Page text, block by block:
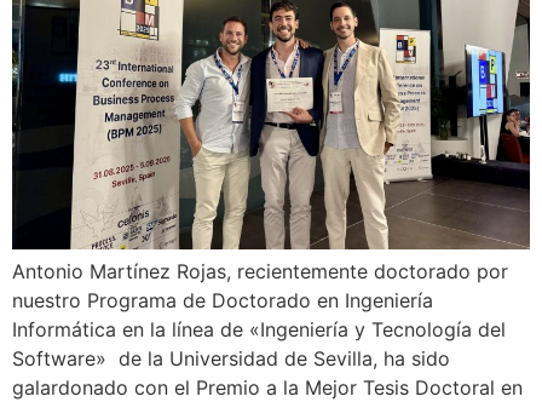
Antonio Martínez Rojas, recientemente doctorado por
nuestro Programa de Doctorado en Ingeniería
Informática en la línea de «Ingeniería y Tecnología del
Software» de la Universidad de Sevilla, ha sido
galardonado con el Premio a la Mejor Tesis Doctoral en